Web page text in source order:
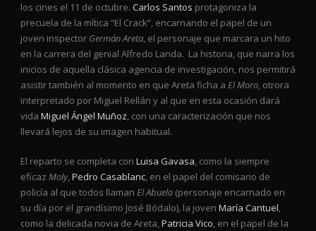
los cines el 11 de octubre. Carlos Santos protagoniza la
precuela de la mítica “El Crack”, encarnando el papel de un
joven inspector Germán Areta, el personaje que marcara un hito
en la carrera del genial Alfredo Landa. La historia, que narra los
inicios de aquella clásica agencia de investigación, nos permitirá
asistir también al momento en que Areta ficha a El Moro, otrora
interpretado por Miguel Rellán y al que en esta ocasión dará
vida Miguel Ángel Muñoz, con una caracterización que nos
llevará lejos de su imagen habitual.
El reparto se completa con Luisa Gavasa, como la siempre
eficaz Moly,Pedro Casablanc, en el papel del comisario de
policía al que todos llaman El Abuelo (personaje encarnado en
su día por el grandísimo José Bódalo), la joven María Cantuel,
como la delicada novia de Areta,Patricia Vico, en el papel de la